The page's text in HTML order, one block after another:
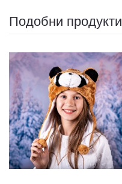
Подобни продукти